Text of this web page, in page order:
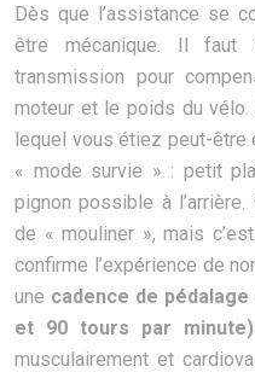
Dès que l’assistance se
être mécanique. Il faut
transmission pour
moteur et le poids du
lequel vous étiez peut-être
« mode survie » : petit
pignon possible à l’arrière.
de « mouliner », mais
confirme l’expérience de
une cadence de
et 90 tours par minute)
musculairement et